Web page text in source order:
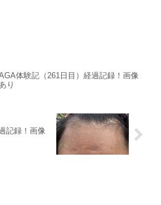
体験記（261日目）経過記録！画像
あり
記録！画像